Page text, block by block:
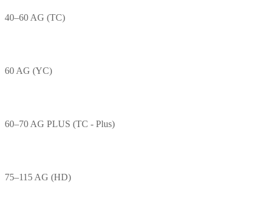
40–60 AG (TC)
60 AG (YC)
60–70 AG PLUS (TC - Plus)
75–115 AG (HD)